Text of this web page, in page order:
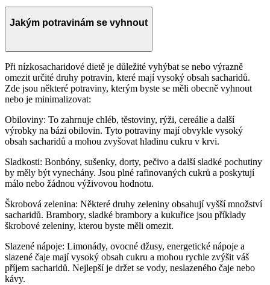
Jakým potravinám se vyhnout
Při nízkosacharidové dietě je důležité vyhýbat se nebo výrazně
omezit určité druhy potravin, které mají vysoký obsah sacharidů.
Zde jsou některé potraviny, kterým byste se měli obecně vyhnout
nebo je minimalizovat:
Obiloviny: To zahrnuje chléb, těstoviny, rýži, cereálie a další
výrobky na bázi obilovin. Tyto potraviny mají obvykle vysoký
obsah sacharidů a mohou zvyšovat hladinu cukru v krvi.
Sladkosti: Bonbóny, sušenky, dorty, pečivo a další sladké pochutiny
by měly být vynechány. Jsou plné rafinovaných cukrů a poskytují
málo nebo žádnou výživovou hodnotu.
Škrobová zelenina: Některé druhy zeleniny obsahují vyšší množství
sacharidů. Brambory, sladké brambory a kukuřice jsou příklady
škrobové zeleniny, kterou byste měli omezit.
Slazené nápoje: Limonády, ovocné džusy, energetické nápoje a
slazené čaje mají vysoký obsah cukru a mohou rychle zvýšit váš
příjem sacharidů. Nejlepší je držet se vody, neslazeného čaje nebo
kávy.